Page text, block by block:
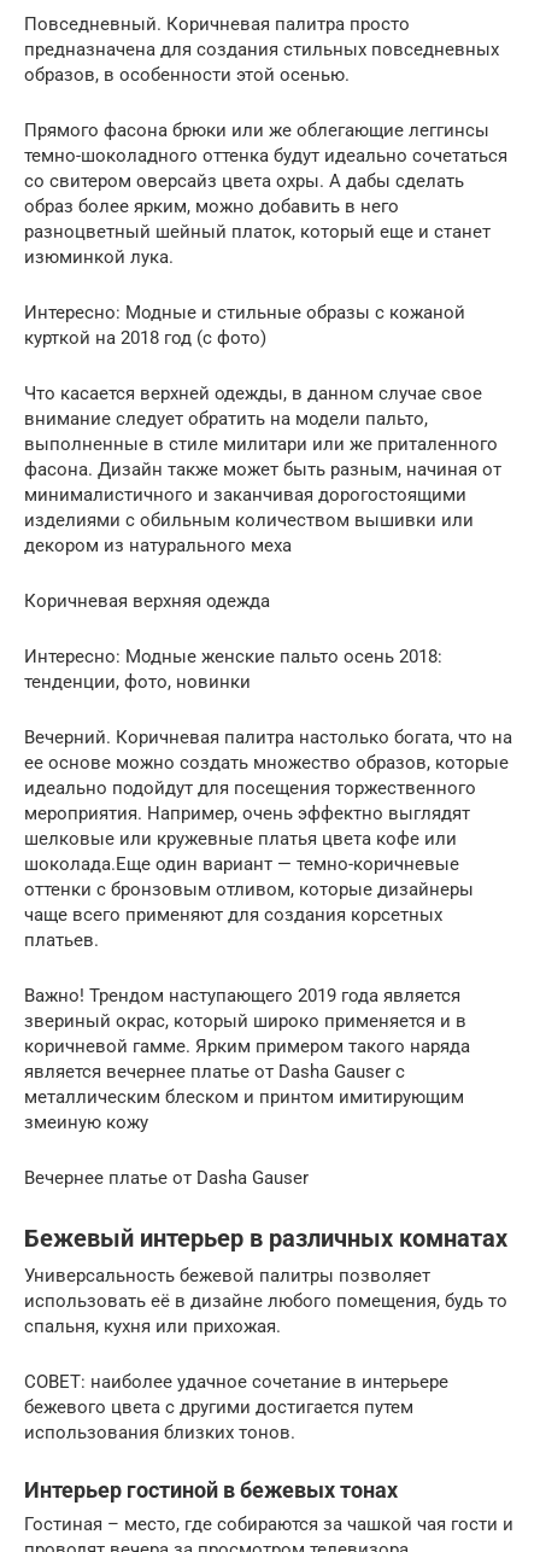
Повседневный. Коричневая палитра просто
предназначена для создания стильных повседневных
образов, в особенности этой осенью.
Прямого фасона брюки или же облегающие леггинсы
темно-шоколадного оттенка будут идеально сочетаться
со свитером оверсайз цвета охры. А дабы сделать
образ более ярким, можно добавить в него
разноцветный шейный платок, который еще и станет
изюминкой лука.
Интересно: Модные и стильные образы с кожаной
курткой на 2018 год (с фото)
Что касается верхней одежды, в данном случае свое
внимание следует обратить на модели пальто,
выполненные в стиле милитари или же приталенного
фасона. Дизайн также может быть разным, начиная от
минималистичного и заканчивая дорогостоящими
изделиями с обильным количеством вышивки или
декором из натурального меха
Коричневая верхняя одежда
Интересно: Модные женские пальто осень 2018:
тенденции, фото, новинки
Вечерний. Коричневая палитра настолько богата, что на
ее основе можно создать множество образов, которые
идеально подойдут для посещения торжественного
мероприятия. Например, очень эффектно выглядят
шелковые или кружевные платья цвета кофе или
шоколада.Еще один вариант — темно-коричневые
оттенки с бронзовым отливом, которые дизайнеры
чаще всего применяют для создания корсетных
платьев.
Важно! Трендом наступающего 2019 года является
звериный окрас, который широко применяется и в
коричневой гамме. Ярким примером такого наряда
является вечернее платье от Dasha Gauser с
металлическим блеском и принтом имитирующим
змеиную кожу
Вечернее платье от Dasha Gauser
Бежевый интерьер в различных комнатах
Универсальность бежевой палитры позволяет
использовать её в дизайне любого помещения, будь то
спальня, кухня или прихожая.
СОВЕТ: наиболее удачное сочетание в интерьере
бежевого цвета с другими достигается путем
использования близких тонов.
Интерьер гостиной в бежевых тонах
Гостиная – место, где собираются за чашкой чая гости и